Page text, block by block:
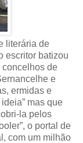
literária de
escritor batizou
concelhos de
e
ermidas e
mas que
la pelos
o portal de
com um milhão